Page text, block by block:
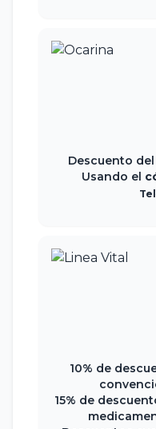
Descuento
Usando el
10% de
15% de